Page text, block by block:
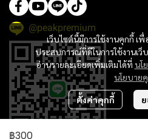
฿300
เว็บไซต์นี้มีการใช้งานคุกกี้ เ
ประสบการณ์ที่ดีในการใช้งานเ
อ่านรายละเอียดเพิ่มเติมได้ที่ นโ
นโยบาย
ตั้งค่าคุกกี้
@peakpremium